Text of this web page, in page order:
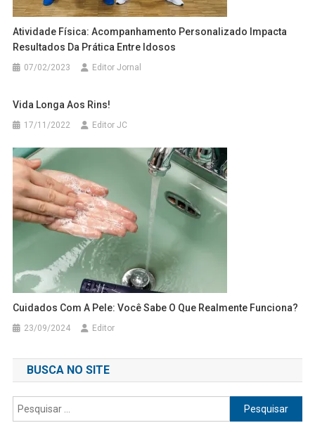
Atividade Física: Acompanhamento Personalizado Impacta
Resultados Da Prática Entre Idosos
07/02/2023 Editor Jornal
Vida Longa Aos Rins!
17/11/2022 Editor JC
Cuidados Com A Pele: Você Sabe O Que Realmente Funciona?
23/09/2024 Editor
BUSCA NO SITE
Pesquisar
por: